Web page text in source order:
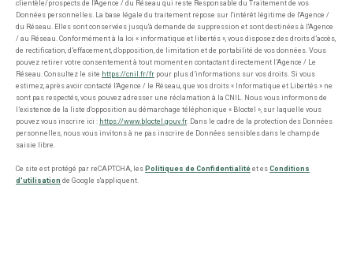
clientèle/prospects de l'Agence / du Réseau qui reste Responsable du Traitement de vos
Données personnelles. La base légale du traitement repose sur l'intérêt légitime de l'Agence /
du Réseau. Elles sont conservées jusqu'à demande de suppression et sont destinées à l'Agence
/ au Réseau. Conformément à la loi « informatique et libertés », vous disposez des droits d’accès,
de rectification, d’effacement, d’opposition, de limitation et de portabilité de vos données. Vous
pouvez retirer votre consentement à tout moment en contactant directement l’Agence / Le
Réseau. Consultez le site https://cnil.fr/fr pour plus d’informations sur vos droits. Si vous
estimez, après avoir contacté l'Agence / le Réseau, que vos droits « Informatique et Libertés » ne
sont pas respectés, vous pouvez adresser une réclamation à la CNIL. Nous vous informons de
l’existence de la liste d'opposition au démarchage téléphonique « Bloctel », sur laquelle vous
pouvez vous inscrire ici : https://www.bloctel.gouv.fr. Dans le cadre de la protection des Données
personnelles, nous vous invitons à ne pas inscrire de Données sensibles dans le champ de
saisie libre.
Ce site est protégé par reCAPTCHA, les Politiques de Confidentialité et es Conditions
d'utilisation de Google s'appliquent.